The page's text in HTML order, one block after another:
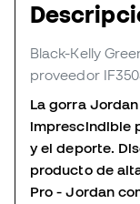
Black-Kelly
proveedor
La gorra
imprescindible
y el deporte.
producto de
Pro - Jordan